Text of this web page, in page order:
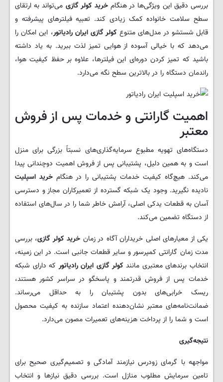
بررسی دقیق این ویژگی‌ها در هنگامخرید کولر گازی می‌تواند به ارتقای
سطح سلامت خانواده کمک زیادی کند. تعبیه فیلترهای پیشرفته و
قابل شستشو در مدل‌های متنوع کولر گازی ایران رادیاتور، این امکان را
می‌دهد که با خیالی آسوده از هوایی تمیز لذت ببرید. به یاد داشته
باشید که تمیز کردن دوره‌ای این فیلترها، علاوه بر حفظ کیفیت هوا،
راندمان دستگاه را در بالاترین سطح نگه می‌دارد.
اهمیت گارانتی و خدمات پس از فروش
معتبر
دستگاه‌های تهویه مطبوع سرمایه‌گذاری‌های نسبتاً بزرگی برای منزل
است و به همین دلیل، پشتیبانی پس از فروش اهمیت دوچندانی پیدا
می‌کند. هیچ‌گاه کیفیت خدمات پشتیبانی را در هنگام خرید اسپلیت
نادیده نگیرید. وجود یک شبکه گسترده از تعمیرکاران مجاز و دسترسی
آسان به قطعات یدکی اصلی، آرامش خاطر شما را در سال‌های استفاده
از دستگاه تضمین می‌کند.
یکی از معیارهای اصلی خریداران آگاه در زمان خرید کولر گازی، بررسی
مدت زمان گارانتی کمپرسور و سایر قطعات جانبی است. در این زمینه،
انتخاب برندهای معتبری مانند کولر گازی ایران رادیاتورکه دارای شبکه
خدمات پس از فروش قدرتمند و پاسخگو در سراسر کشور هستند،
ریسک خرابی‌های بدون پشتیبان را به حداقل می‌رساند.
ضمانت‌نامه‌های معتبر نشان‌دهنده اعتماد سازنده به کیفیت محصول
است و شما را از پرداخت هزینه‌های تعمیرات مصون می‌دارد.
نتیجه‌گیری
مواجهه با گرمای زودرس نیازمند آمادگی و تصمیم‌گیری صحیح برای
تامین سرمایش مطلوب منازل است. بررسی دقیق نیازها و انتخاب